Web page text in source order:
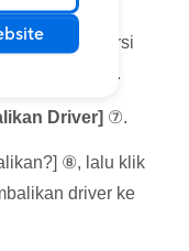
grafis Intel
pulihkan versi
Anda temui.
Driver] ⑦.
⑧, lalu klik
driver ke